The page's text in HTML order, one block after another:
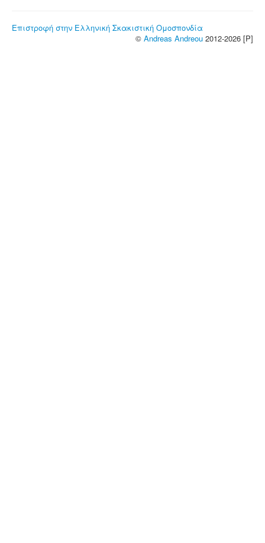
Επιστροφή στην Ελληνική Σκακιστική Ομοσπονδία
© Andreas Andreou 2012-2026 [P]